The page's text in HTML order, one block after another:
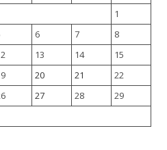
1
6 7
8
13 14
15
20 21
22
27 28
29